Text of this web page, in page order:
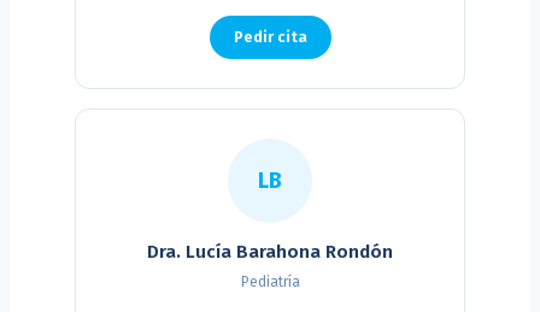
Pedir cita
LB
Dra. Lucía Barahona Rondón
Pediatría